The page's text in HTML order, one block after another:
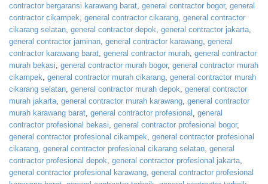
contractor bergaransi karawang barat general contractor bogor, general
contractor cikampek general contractor cikarang general contractor
cikarang selatan general contractor depok general contractor jakarta
general contractor jaminan general contractor karawang general
contractor karawang barat general contractor murah general contractor
murah bekasi general contractor murah bogor, general contractor murah
cikampek general contractor murah cikarang general contractor murah
cikarang selatan general contractor murah depok general contractor
murah jakarta general contractor murah karawang general contractor
murah karawang barat general contractor profesional
general
contractor profesional bekasi general contractor profesional bogor,
general contractor profesional cikampek general contractor profesional
cikarang general contractor profesional cikarang selatan general
contractor profesional depok general contractor profesional jakarta
general contractor profesional karawang general contractor profesional